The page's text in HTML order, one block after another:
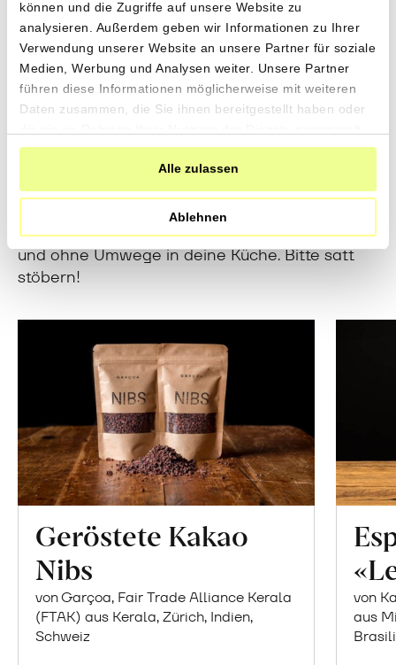
können und die Zugriffe auf unsere Website zu
analysieren. Außerdem geben wir Informationen zu Ihrer
Verwendung unserer Website an unsere Partner für soziale
Medien, Werbung und Analysen weiter. Unsere Partner
führen diese Informationen möglicherweise mit weiteren
Daten zusammen, die Sie ihnen bereitgestellt haben oder
haben.
Alle zulassen
Ablehnen
Direkt vom Feld in deine
Küche
Noch mehr Gutes aus gesundem Boden: Gerne
empfehlen wir ein paar weitere gute Produkte
von unseren Produzenten – fair, transparent
und ohne Umwege in deine Küche. Bitte satt
stöbern!
Geröstete Kakao
Nibs
von Garçoa, Fair Trade Alliance Kerala
(FTAK) aus Kerala, Zürich, Indien,
Schweiz
von
aus